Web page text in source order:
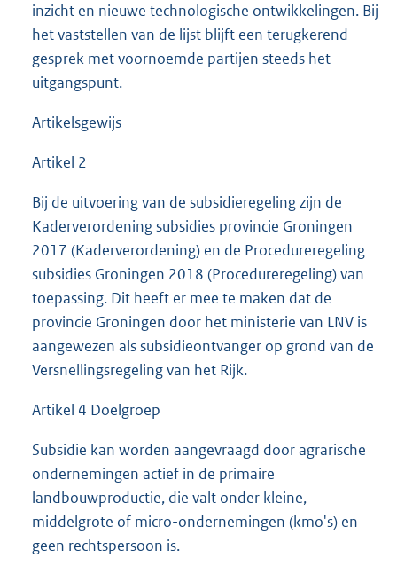
inzicht en nieuwe technologische ontwikkelingen. Bij
het vaststellen van de lijst blijft een terugkerend
gesprek met voornoemde partijen steeds het
uitgangspunt.
Artikelsgewijs
Artikel 2
Bij de uitvoering van de subsidieregeling zijn de
Kaderverordening subsidies provincie Groningen
2017 (Kaderverordening) en de Procedureregeling
subsidies Groningen 2018 (Procedureregeling) van
toepassing. Dit heeft er mee te maken dat de
provincie Groningen door het ministerie van LNV is
aangewezen als subsidieontvanger op grond van de
Versnellingsregeling van het Rijk.
Artikel 4 Doelgroep
Subsidie kan worden aangevraagd door agrarische
ondernemingen actief in de primaire
landbouwproductie, die valt onder kleine,
middelgrote of micro-ondernemingen (kmo's) en
geen rechtspersoon is.